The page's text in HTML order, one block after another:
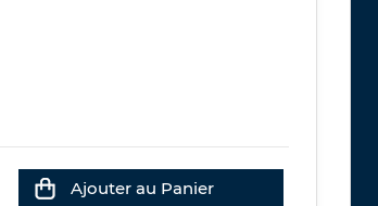
Ajouter au Panier